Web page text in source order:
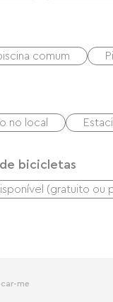
comum
no local
bicicletas
(gratuito ou
me